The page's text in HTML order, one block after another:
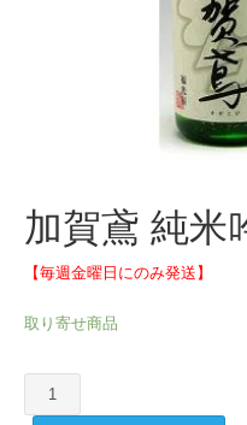
加賀鳶 純米
【毎週金曜日にのみ発送】
取り寄せ商品
賀